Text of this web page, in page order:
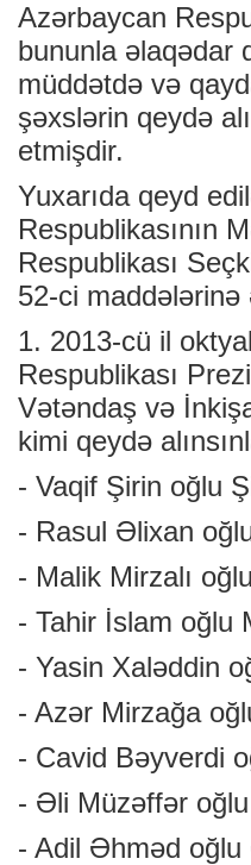
Azərbaycan
bununla əlaqədar
müddətdə və
şəxslərin qeydə
etmişdir.
Yuxarıda qeyd
Respublikasının
Respublikası
52-ci maddələrinə
1. 2013-cü il
Respublikası
Vətəndaş və
kimi qeydə
- Vaqif Şirin oğlu
- Rasul Əlixan
- Malik Mirzalı
- Tahir İslam oğlu
- Yasin Xaləddin
- Azər Mirzağa
- Cavid Bəyverdi
- Əli Müzəffər
- Adil Əhməd